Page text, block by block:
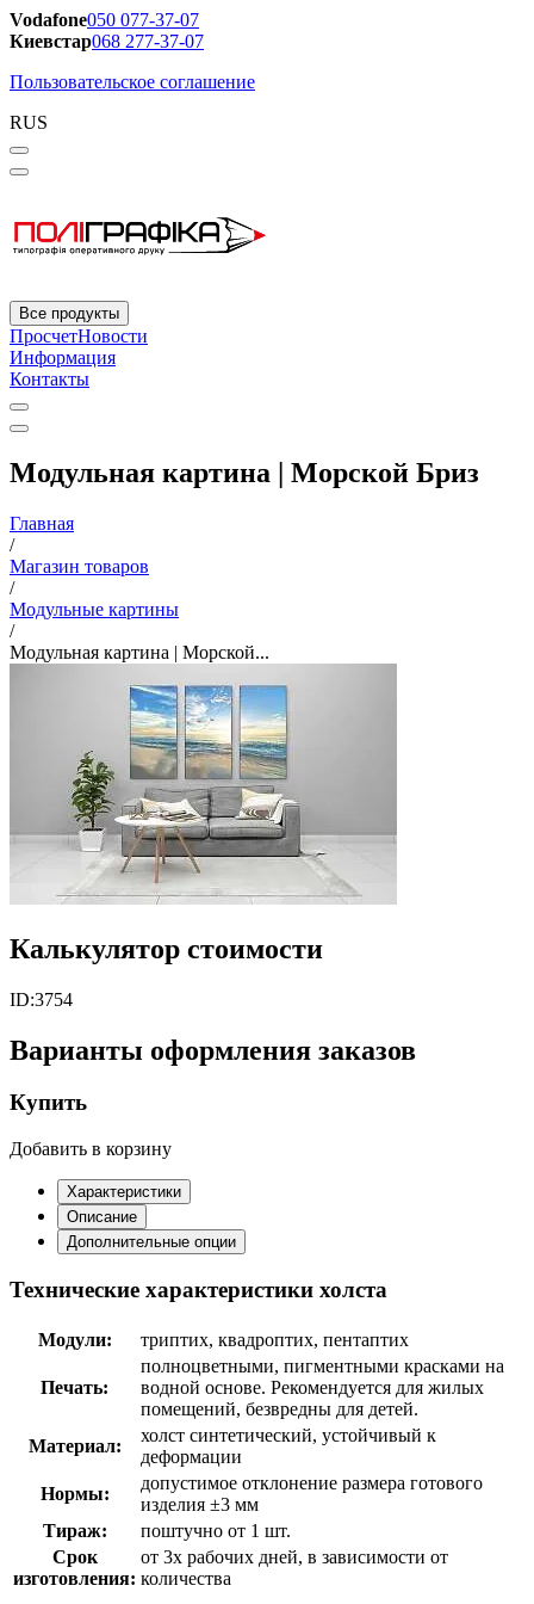
Vodafone050 077-37-07
Киевстар068 277-37-07
Пользовательское соглашение
RUS
Все продукты
ПросчетНовости
Информация
Контакты
Модульная картина | Морской Бриз
Главная
/
Магазин товаров
/
Модульные картины
/
Модульная картина | Морской...
Калькулятор стоимости
ID:3754
Варианты оформления заказов
Купить
Добавить в корзину
Характеристики
Описание
Дополнительные опции
Технические характеристики холста
Модули: триптих, квадроптих, пентаптих
Печать:
полноцветными, пигментными красками на
водной основе. Рекомендуется для жилых
помещений, безвредны для детей.
Материал:
холст синтетический, устойчивый к
деформации
Нормы:
допустимое отклонение размера готового
изделия ±3 мм
Тираж:
поштучно от 1 шт.
Срок
изготовления:
от 3х рабочих дней, в зависимости от
количества